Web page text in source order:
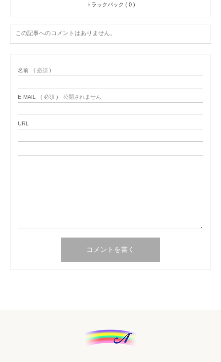
トラックバック ( 0 )
この記事へのコメントはありません。
名前 ( 必須 )
E-MAIL ( 必須 ) - 公開されません -
URL